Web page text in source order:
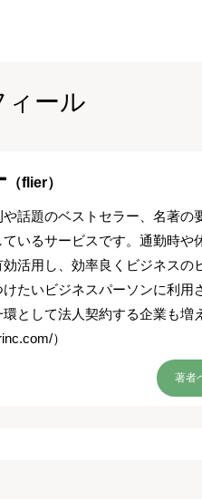
ィール
（flier）
話題のベストセラー、名著の
いるサービスです。通勤時や
活用し、効率良くビジネスの
たいビジネスパーソンに利用
として法人契約する企業も増
）
著者